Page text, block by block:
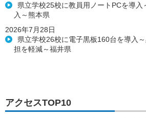
県立学校25校に教員用ノートPCを導
入～熊本県
2026年7月28日
県立学校26校に電子黒板160台を導入
担を軽減～福井県
アクセスTOP10